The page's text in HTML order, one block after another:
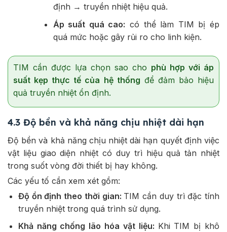
định → truyền nhiệt hiệu quả.
Áp suất quá cao: có thể làm TIM bị ép
quá mức hoặc gây rủi ro cho linh kiện.
TIM cần được lựa chọn sao cho phù hợp với áp
suất kẹp thực tế của hệ thống để đảm bảo hiệu
quả truyền nhiệt ổn định.
4.3 Độ bền và khả năng chịu nhiệt dài hạn
Độ bền và khả năng chịu nhiệt dài hạn quyết định việc
vật liệu giao diện nhiệt có duy trì hiệu quả tản nhiệt
trong suốt vòng đời thiết bị hay không.
Các yếu tố cần xem xét gồm:
Độ ổn định theo thời gian: TIM cần duy trì đặc tính
truyền nhiệt trong quá trình sử dụng.
Khả năng chống lão hóa vật liệu: Khi TIM bị khô